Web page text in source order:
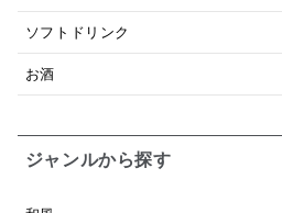
ソフトドリンク
お酒
ジャンルから探す